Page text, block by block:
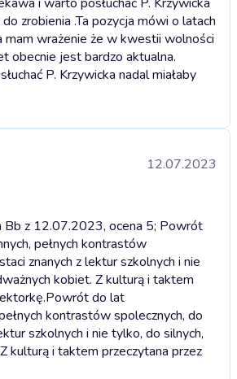
zrobienia .Ta pozycja mówi o latach
mam wrażenie że w kwestii wolności
obecnie jest bardzo aktualna.
P. Krzywicka nadal miałaby
12.07.2023
Bb z 12.07.2023, ocena 5; Powrót
pełnych kontrastów
znanych z lektur szkolnych i nie
kobiet. Z kulturą i taktem
Powrót do lat
kontrastów spolecznych, do
szkolnych i nie tylko, do silnych,
kulturą i taktem przeczytana przez